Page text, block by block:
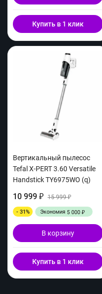
Купить в 1 клик
Вертикальный пылесос
Tefal X-PERT 3.60 Versatile
Handstick TY6975WO (q)
10 999 ₽ 15 999₽
- 31% Экономия 5 000 ₽
В корзину
Купить в 1 клик